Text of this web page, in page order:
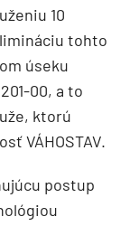
10
tohto
úseku
00, a to
ktorú
VÁHOSTAV.
postup